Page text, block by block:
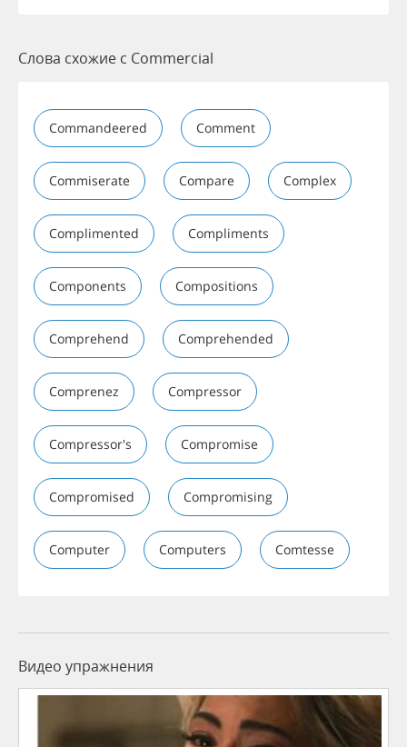
Слова схожие с Commercial
Commandeered Comment
Commiserate Compare Complex
Complimented Compliments
Components Compositions
Comprehend Comprehended
Comprenez Compressor
Compressor's Compromise
Compromised Compromising
Computer Computers Comtesse
Видео упражнения